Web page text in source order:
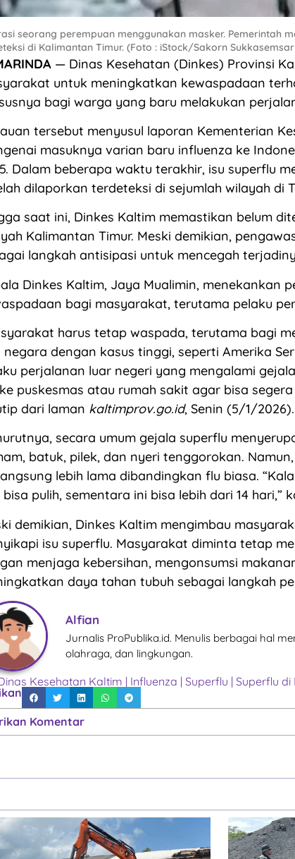
seorang perempuan menggunakan masker. Pemerintah
di Kalimantan Timur. (Foto : iStock/Sakorn
— Dinas Kesehatan (Dinkes) Provinsi
untuk meningkatkan kewaspadaan
bagi warga yang baru melakukan
tersebut menyusul laporan Kementerian
masuknya varian baru influenza ke
Dalam beberapa waktu terakhir, isu superflu
dilaporkan terdeteksi di sejumlah wilayah di
saat ini, Dinkes Kaltim memastikan belum
Kalimantan Timur. Meski demikian,
langkah antisipasi untuk mencegah
Dinkes Kaltim, Jaya Mualimin, menekankan
bagi masyarakat, terutama pelaku
harus tetap waspada, terutama bagi
negara dengan kasus tinggi, seperti Amerika
perjalanan luar negeri yang mengalami
puskesmas atau rumah sakit agar bisa
dari laman kaltimprov.go.id, Senin (5/1/2026).
secara umum gejala superflu
batuk, pilek, dan nyeri tenggorokan.
lebih lama dibandingkan flu biasa.
bisa pulih, sementara ini bisa lebih dari 14 hari,”
demikian, Dinkes Kaltim mengimbau
isu superflu. Masyarakat diminta tetap
menjaga kebersihan, mengonsumsi
daya tahan tubuh sebagai langkah
Alfian
Jurnalis ProPublika.id. Menulis berbagai hal
olahraga, dan lingkungan.
Kesehatan Kaltim | Influenza | Superflu | Superflu di
Komentar